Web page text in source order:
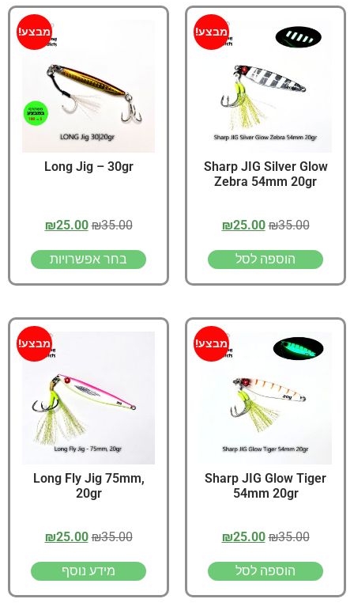
מבצע!
Sharp JIG Silver Glow
Zebra 54mm 20gr
₪35.00
₪25.00
הוספה לסל
מבצע!
Long Jig – 30gr
₪35.00
₪25.00
בחר אפשרויות
מבצע!
Sharp JIG Glow Tiger
54mm 20gr
₪35.00
₪25.00
הוספה לסל
מבצע!
Long Fly Jig 75mm,
20gr
₪35.00
₪25.00
מידע נוסף